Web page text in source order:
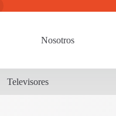
Nosotros
Televisores